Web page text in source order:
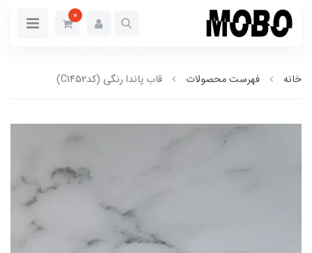
0
خانه فهرست محصولات قاب پاندا رنگی (کدC1۴52)